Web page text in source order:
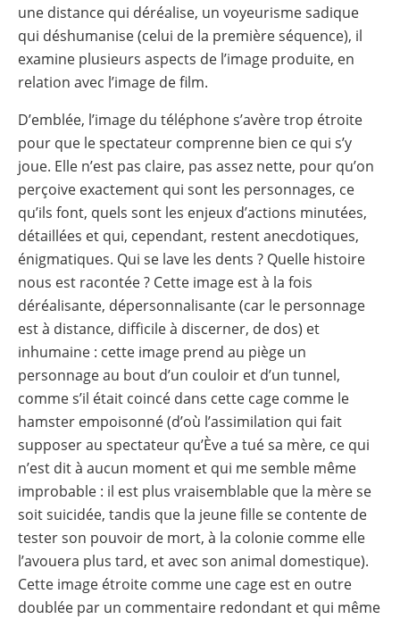
une distance qui déréalise, un voyeurisme sadique
qui déshumanise (celui de la première séquence), il
examine plusieurs aspects de l’image produite, en
relation avec l’image de film.
D’emblée, l’image du téléphone s’avère trop étroite
pour que le spectateur comprenne bien ce qui s’y
joue. Elle n’est pas claire, pas assez nette, pour qu’on
perçoive exactement qui sont les personnages, ce
qu’ils font, quels sont les enjeux d’actions minutées,
détaillées et qui, cependant, restent anecdotiques,
énigmatiques. Qui se lave les dents ? Quelle histoire
nous est racontée ? Cette image est à la fois
déréalisante, dépersonnalisante (car le personnage
est à distance, difficile à discerner, de dos) et
inhumaine : cette image prend au piège un
personnage au bout d’un couloir et d’un tunnel,
comme s’il était coincé dans cette cage comme le
hamster empoisonné (d’où l’assimilation qui fait
supposer au spectateur qu’Ève a tué sa mère, ce qui
n’est dit à aucun moment et qui me semble même
improbable : il est plus vraisemblable que la mère se
soit suicidée, tandis que la jeune fille se contente de
tester son pouvoir de mort, à la colonie comme elle
l’avouera plus tard, et avec son animal domestique).
Cette image étroite comme une cage est en outre
doublée par un commentaire redondant et qui même